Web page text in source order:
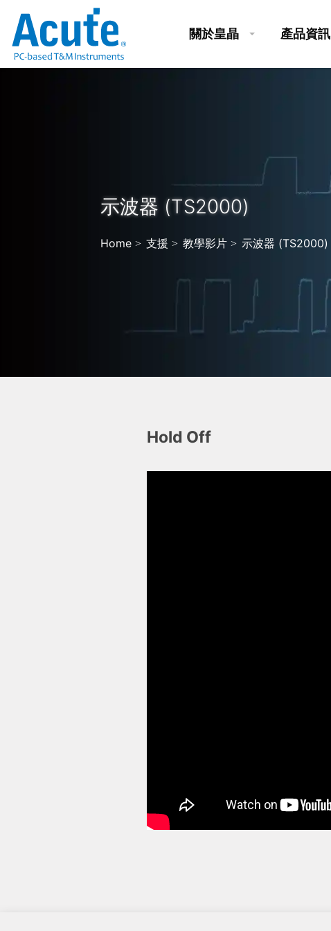
關於皇晶 產品資訊
示波器 (TS2000)
Home 支援 教學影片 示波器 (TS2000)
Hold Off